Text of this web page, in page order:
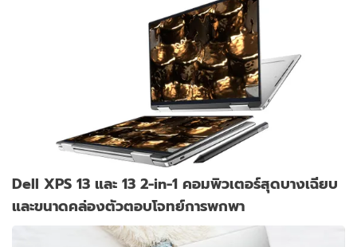
Dell XPS 13 และ 13 2-in-1 คอมพิวเตอร์สุดบางเฉียบ
และขนาดคล่องตัวตอบโจทย์การพกพา